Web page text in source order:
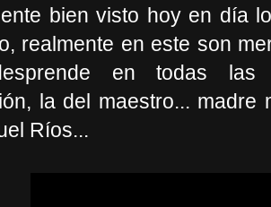
bien visto hoy en día
realmente en este son
en todas las
la del maestro...
Ríos...